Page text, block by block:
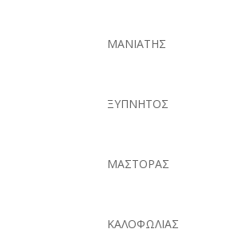
ΜΑΝΙΑΤΗΣ
ΞΥΠΝΗΤΟΣ
ΜΑΣΤΟΡΑΣ
ΚΑΛΟΦΩΛΙΑΣ